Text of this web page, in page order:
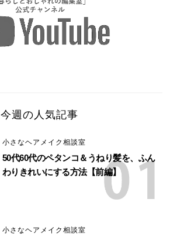
今週の人気記事
小さなヘアメイク相談室
50代60代のペタンコ＆うねり髪を、ふん
わりきれいにする方法【前編】
小さなヘアメイク相談室